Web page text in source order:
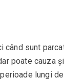
sunt
poate cauza
lungi